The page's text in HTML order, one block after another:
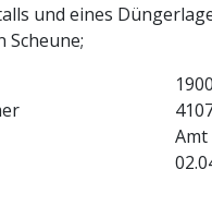
und eines
Scheune;
Amt